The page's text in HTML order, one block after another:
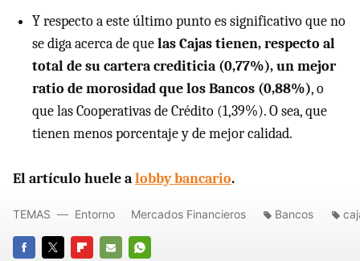
Y respecto a este último punto es significativo que no
se diga acerca de quelas Cajas tienen, respecto al
total de su cartera crediticia (0,77%), un mejor
ratio de morosidad que los Bancos (0,88%), o
que las Cooperativas de Crédito (1,39%). O sea, que
tienen menos porcentaje y de mejor calidad.
El artículo huele alobby bancario.
TEMAS Entorno Mercados Financieros Bancos